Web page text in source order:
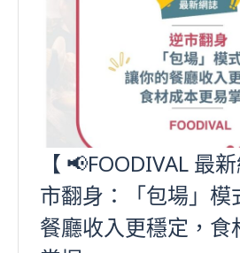
【 📢FOODIVAL 最
市翻身：「包場」模
餐廳收入更穩定，食